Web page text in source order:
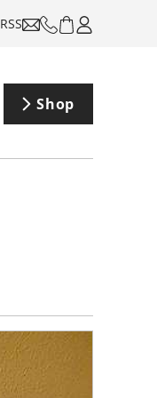
RSS
Shop